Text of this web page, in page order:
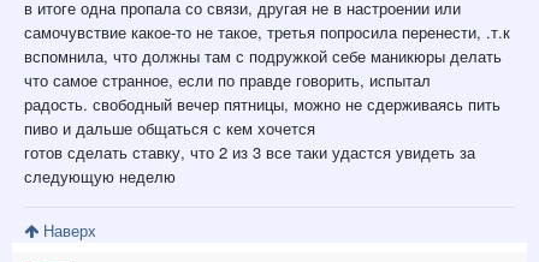
в итоге одна пропала со связи, другая не в настроении или
самочувствие какое-то не такое, третья попросила перенести, .т.к
вспомнила, что должны там с подружкой себе маникюры делать
что самое странное, если по правде говорить, испытал
радость. свободный вечер пятницы, можно не сдерживаясь пить
пиво и дальше общаться с кем хочется
готов сделать ставку, что 2 из 3 все таки удастся увидеть за
следующую неделю
Наверх